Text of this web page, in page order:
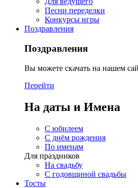
Песни переделки
Конкурсы игры
Поздравления
Поздравления
Вы можете скачать на нашем
Перейти
На даты и Имена
С юбилеем
С днём рождения
По именам
Для праздников
На свадьбу
С годовщиной свадьбы
Тосты